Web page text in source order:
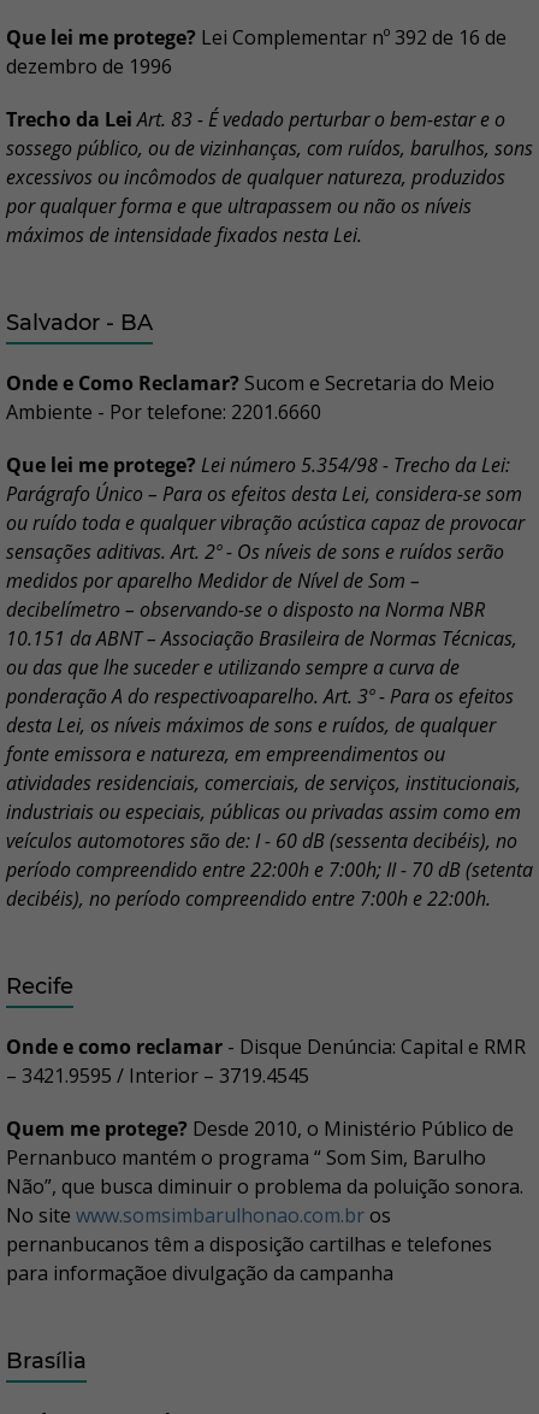
Que lei me protege? Lei Complementar nº 392 de 16 de
dezembro de 1996
Trecho da Lei Art. 83 - É vedado perturbar o bem-estar e o
sossego público, ou de vizinhanças, com ruídos, barulhos, sons
excessivos ou incômodos de qualquer natureza, produzidos
por qualquer forma e que ultrapassem ou não os níveis
máximos de intensidade fixados nesta Lei.
Salvador - BA
Onde e Como Reclamar? Sucom e Secretaria do Meio
Ambiente - Por telefone: 2201.6660
Que lei me protege? Lei número 5.354/98 - Trecho da Lei:
Parágrafo Único – Para os efeitos desta Lei, considera-se som
ou ruído toda e qualquer vibração acústica capaz de provocar
sensações aditivas. Art. 2º - Os níveis de sons e ruídos serão
medidos por aparelho Medidor de Nível de Som –
decibelímetro – observando-se o disposto na Norma NBR
10.151 da ABNT – Associação Brasileira de Normas Técnicas,
ou das que lhe suceder e utilizando sempre a curva de
ponderação A do respectivoaparelho. Art. 3º - Para os efeitos
desta Lei, os níveis máximos de sons e ruídos, de qualquer
fonte emissora e natureza, em empreendimentos ou
atividades residenciais, comerciais, de serviços, institucionais,
industriais ou especiais, públicas ou privadas assim como em
veículos automotores são de: I - 60 dB (sessenta decibéis), no
período compreendido entre 22:00h e 7:00h; II - 70 dB (setenta
decibéis), no período compreendido entre 7:00h e 22:00h.
Recife
Onde e como reclamar - Disque Denúncia: Capital e RMR
– 3421.9595 / Interior – 3719.4545
Quem me protege? Desde 2010, o Ministério Público de
Pernanbuco mantém o programa “ Som Sim, Barulho
Não”, que busca diminuir o problema da poluição sonora.
No site www.somsimbarulhonao.com.bros
pernanbucanos têm a disposição cartilhas e telefones
para informaçãoe divulgação da campanha
Brasília